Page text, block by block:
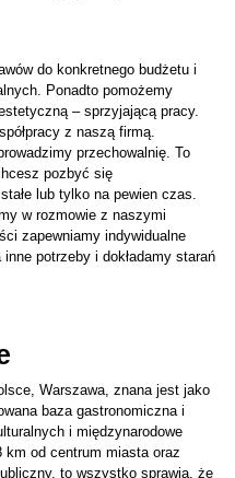
do konkretnego budżetu i
Ponadto pomożemy
– sprzyjającą pracy.
z naszą firmą.
przechowalnię. To
pozbyć się
lub tylko na pewien czas.
w rozmowie z naszymi
zapewniamy indywidualne
potrzeby i dokładamy starań
Warszawa, znana jest jako
baza gastronomiczna i
i międzynarodowe
km od centrum miasta oraz
to wszystko sprawia, że